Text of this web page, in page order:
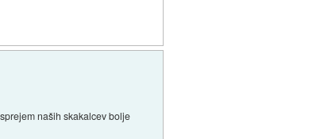
naših skakalcev bolje